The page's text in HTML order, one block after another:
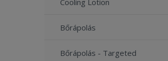
Bőrápolás
Bőrápolás - Targeted